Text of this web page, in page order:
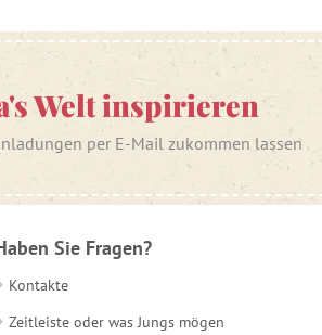
Welt inspirieren
per E-Mail zukommen lassen
Sie Fragen?
Kontakte
Zeitleiste oder was Jungs mögen